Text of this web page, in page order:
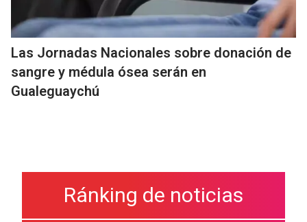
Las Jornadas Nacionales sobre donación de
sangre y médula ósea serán en
Gualeguaychú
Ránking de noticias